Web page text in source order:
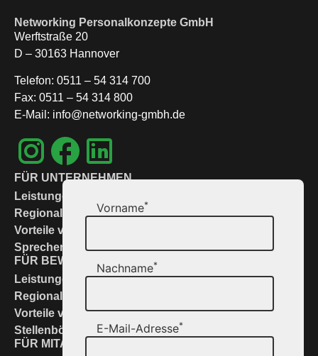
Vorname*
Nachname*
E-Mail-Adresse*
Networking Personalkonzepte GmbH
Werftstraße 20
D – 30163 Hannover
Telefon: 0511 – 54 314 700
Fax: 0511 – 54 314 800
E-Mail: info@networking-gmbh.de
FÜR UNTERNEHMEN
Leistungen & Lösungen
Regional zur Stelle
Vorteile von Networking
Sprechen Sie uns an
FÜR BEWERBER
Leistungen & Service
Regional zur Stelle
Vorteile von Networking
Stellenbörse
FÜR MITARBEITER